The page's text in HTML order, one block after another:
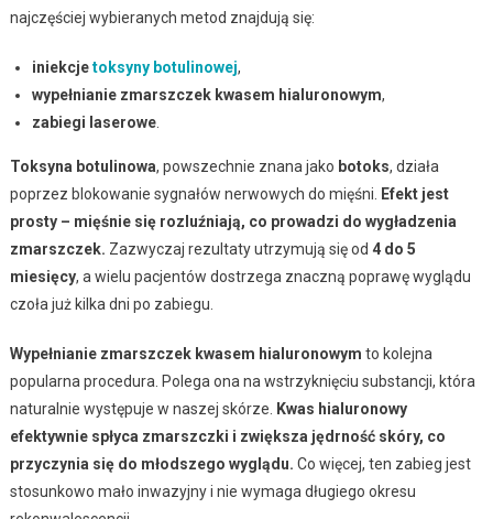
najczęściej wybieranych metod znajdują się:
iniekcjetoksyny botulinowej,
wypełnianie zmarszczek kwasem hialuronowym,
zabiegi laserowe.
Toksyna botulinowa, powszechnie znana jako botoks, działa
poprzez blokowanie sygnałów nerwowych do mięśni.
Efekt jest
prosty – mięśnie się rozluźniają, co prowadzi do wygładzenia
zmarszczek. Zazwyczaj rezultaty utrzymują się od 4 do 5
miesięcy, a wielu pacjentów dostrzega znaczną poprawę wyglądu
czoła już kilka dni po zabiegu.
Wypełnianie zmarszczek kwasem hialuronowym to kolejna
popularna procedura. Polega ona na wstrzyknięciu substancji, która
naturalnie występuje w naszej skórze.
Kwas hialuronowy
efektywnie spłyca zmarszczki i zwiększa jędrność skóry, co
przyczynia się do młodszego wyglądu. Co więcej, ten zabieg jest
stosunkowo mało inwazyjny i nie wymaga długiego okresu